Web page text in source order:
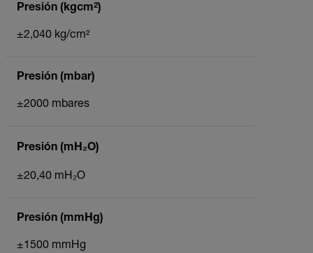
Presión (kgcm²)
±2,040 kg/cm²
Presión (mbar)
±2000 mbares
Presión (mH₂O)
±20,40 mH₂O
Presión (mmHg)
±1500 mmHg